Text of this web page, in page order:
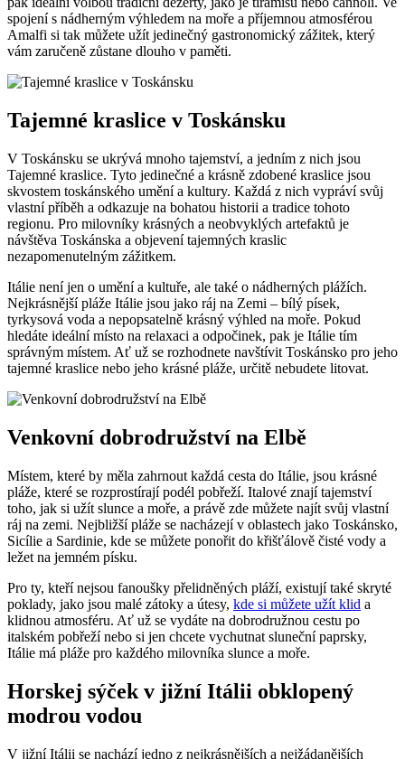
spojení s nádherným výhledem na moře a příjemnou atmosférou
Amalfi si tak můžete užít jedinečný gastronomický zážitek, který
vám zaručeně zůstane dlouho v paměti.
Tajemné kraslice v Toskánsku
V Toskánsku se ukrývá mnoho tajemství, a jedním z nich jsou
Tajemné kraslice. Tyto jedinečné a krásně zdobené kraslice jsou
skvostem toskánského umění a kultury. Každá z nich vypráví svůj
vlastní příběh a odkazuje na bohatou historii a tradice tohoto
regionu. Pro milovníky krásných a neobvyklých artefaktů je
návštěva Toskánska a objevení tajemných kraslic
nezapomenutelným zážitkem.
Itálie není jen o umění a kultuře, ale také o nádherných plážích.
Nejkrásnější pláže Itálie jsou jako ráj na Zemi – bílý písek,
tyrkysová voda a nepopsatelně krásný výhled na moře. Pokud
hledáte ideální místo na relaxaci a odpočinek, pak je Itálie tím
správným místem. Ať už se rozhodnete navštívit Toskánsko pro jeho
tajemné kraslice nebo jeho krásné pláže, určitě nebudete litovat.
Venkovní dobrodružství na Elbě
Místem, které by měla zahrnout každá cesta do Itálie, jsou krásné
pláže, které se rozprostírají podél pobřeží. Italové znají tajemství
toho, jak si užít slunce a moře, a právě zde můžete najít svůj vlastní
ráj na zemi. Nejbližší pláže se nacházejí v oblastech jako Toskánsko,
Sicílie a Sardinie, kde se můžete ponořit do křišťálově čisté vody a
ležet na jemném písku.
Pro ty, kteří nejsou fanoušky přelidněných pláží, existují také skryté
poklady, jako jsou malé zátoky a útesy, kde si můžete užít klid a
klidnou atmosféru. Ať už se vydáte na dobrodružnou cestu po
italském pobřeží nebo si jen chcete vychutnat sluneční paprsky,
Itálie má pláže pro každého milovníka slunce a moře.
Horskej sýček v jižní Itálii obklopený
modrou vodou
V jižní Itálii se nachází jedno z nejkrásnějších a nejžádanějších